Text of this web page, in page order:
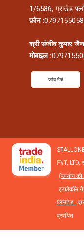
1/6586, ग्राउंड
फ़ोन :
श्री संजीव कुमार जैन
मोबाइल :
जांच भेजें
PVT. LTD.
(उपयोग की
इन्फोकॉम
लिमिटेड .
प्रबंधित